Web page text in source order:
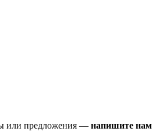
или предложения — напишите нам